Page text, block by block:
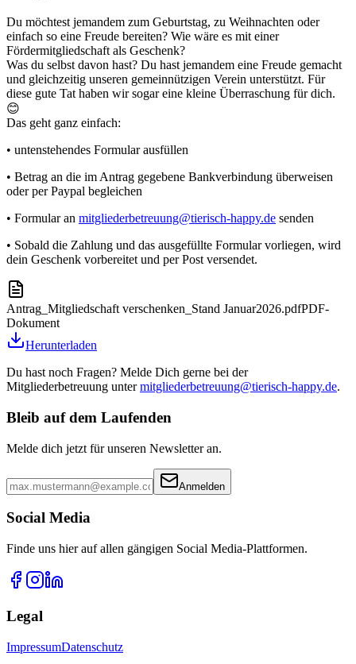
Du möchtest jemandem zum Geburtstag, zu Weihnachten oder
einfach so eine Freude bereiten? Wie wäre es mit einer
Fördermitgliedschaft als Geschenk?
Was du selbst davon hast? Du hast jemandem eine Freude gemacht
und gleichzeitig unseren gemeinnützigen Verein unterstützt. Für
diese gute Tat haben wir sogar eine kleine Überraschung für dich.
😊
Das geht ganz einfach:
• untenstehendes Formular ausfüllen
• Betrag an die im Antrag gegebene Bankverbindung überweisen
oder per Paypal begleichen
• Formular an mitgliederbetreuung@tierisch-happy.de senden
• Sobald die Zahlung und das ausgefüllte Formular vorliegen, wird
dein Geschenk vorbereitet und per Post versendet.
Antrag_Mitgliedschaft verschenken_Stand Januar2026.pdfPDF-
Dokument
Herunterladen
Du hast noch Fragen? Melde Dich gerne bei der
Mitgliederbetreuung untermitgliederbetreuung@tierisch-happy.de.
Bleib auf dem Laufenden
Melde dich jetzt für unseren Newsletter an.
Anmelden
Social Media
Finde uns hier auf allen gängigen Social Media-Plattformen.
Legal
ImpressumDatenschutz